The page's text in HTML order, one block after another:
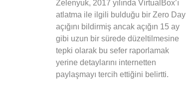
Zelenyuk, 2017 yılında VirtualBox’ı
atlatma ile ilgili bulduğu bir Zero Day
açığını bildirmiş ancak açığın 15 ay
gibi uzun bir sürede düzeltilmesine
tepki olarak bu sefer raporlamak
yerine detaylarını internetten
paylaşmayı tercih ettiğini belirtti.